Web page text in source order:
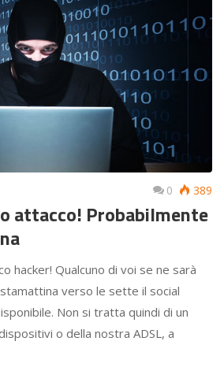
0 389
attacco! Probabilmente
hacker! Qualcuno di voi se ne sarà
verso le sette il social
Non si tratta quindi di un
o della nostra ADSL, a